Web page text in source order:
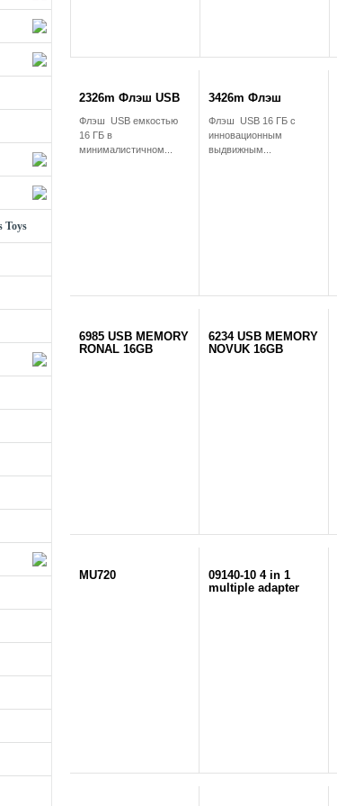
Toys
2326m Флэш USB
Флэш USB емкостью
16 ГБ в
минималистичном...
3426m Флэш
Флэш USB 16 ГБ с
инновационным
выдвижным...
6985 USB MEMORY
RONAL 16GB
6234 USB MEMORY
NOVUK 16GB
MU720
09140-10 4 in 1
multiple adapter